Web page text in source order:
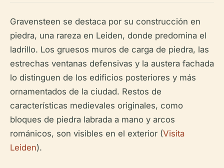
Gravensteen se destaca por su construcción en
piedra, una rareza en Leiden, donde predomina el
ladrillo. Los gruesos muros de carga de piedra, las
estrechas ventanas defensivas y la austera fachada
lo distinguen de los edificios posteriores y más
ornamentados de la ciudad. Restos de
características medievales originales, como
bloques de piedra labrada a mano y arcos
románicos, son visibles en el exterior (Visita
Leiden).